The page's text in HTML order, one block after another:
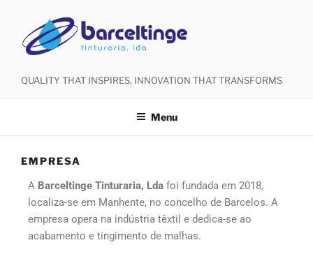
QUALITY THAT INSPIRES, INNOVATION THAT TRANSFORMS
Menu
EMPRESA
A Barceltinge Tinturaria, Lda foi fundada em 2018,
localiza-se em Manhente, no concelho de Barcelos. A
empresa opera na indústria têxtil e dedica-se ao
acabamento e tingimento de malhas.